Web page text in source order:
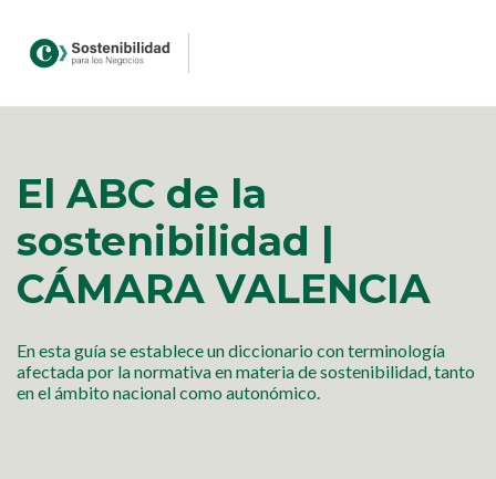
El ABC de la
sostenibilidad |
CÁMARA VALENCIA
En esta guía se establece un diccionario con terminología
afectada por la normativa en materia de sostenibilidad, tanto
en el ámbito nacional como autonómico.